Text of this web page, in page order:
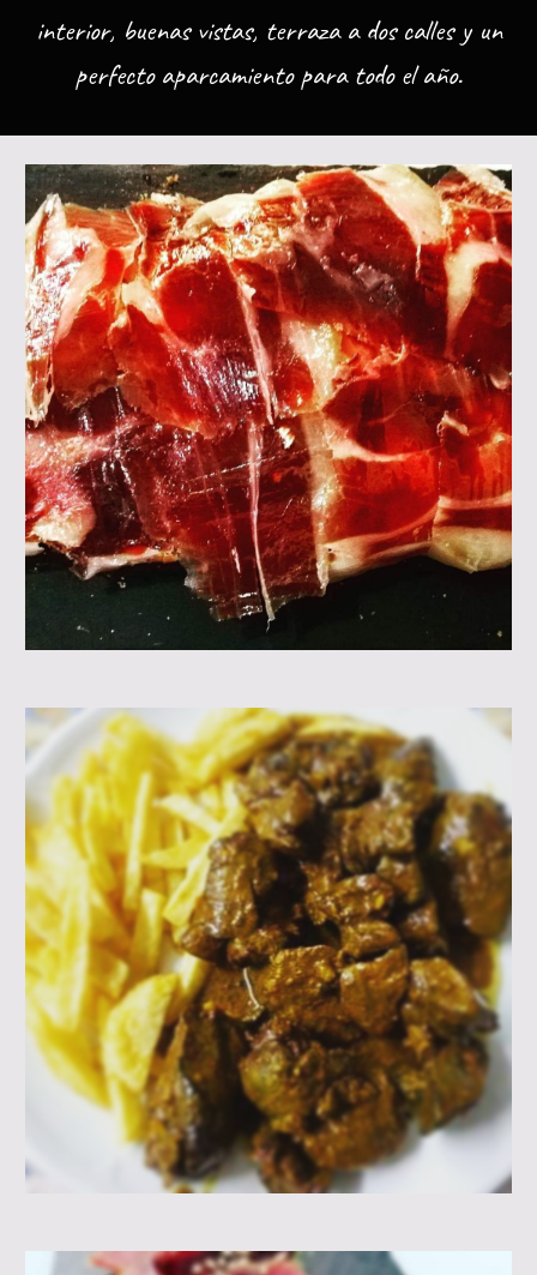
interior, buenas vistas, terraza a dos calles y un
perfecto aparcamiento para todo el año.